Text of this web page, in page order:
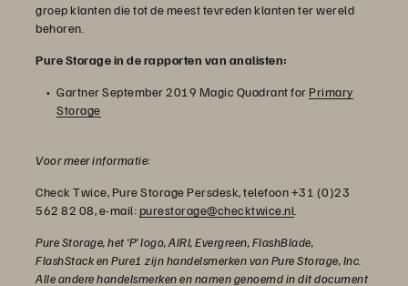
groep klanten die tot de meest tevreden klanten ter wereld
behoren.
Pure Storage in de rapporten van analisten:
Gartner September 2019 Magic Quadrant for Primary
Storage
Voor meer informatie:
Check Twice, Pure Storage Persdesk, telefoon +31 (0)23
562 82 08, e-mail:purestorage@checktwice.nl
Pure Storage, het ‘P’ logo, AIRI, Evergreen, FlashBlade,
FlashStack en Pure1 zijn handelsmerken van Pure Storage, Inc.
Alle andere handelsmerken en namen genoemd in dit document